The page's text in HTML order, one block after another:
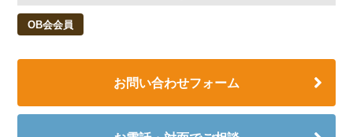
OB会会員
お問い合わせフォーム